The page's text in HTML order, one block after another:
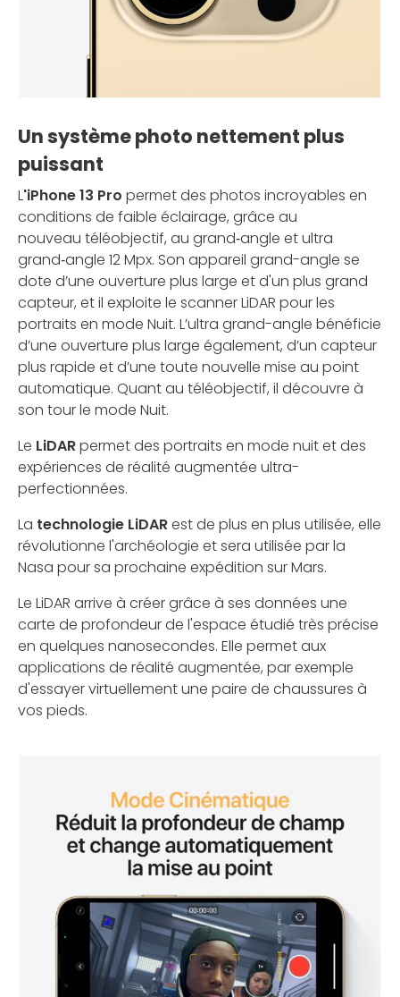
Un système photo nettement plus
puissant
L'iPhone 13 Pro permet des photos incroyables en
conditions de faible éclairage, grâce au
nouveau téléobjectif, au grand‑angle et ultra
grand‑angle 12 Mpx. Son appareil grand-angle se
dote d’une ouverture plus large et d'un plus grand
capteur, et il exploite le scanner LiDAR pour les
portraits en mode Nuit. L’ultra grand-angle bénéficie
d’une ouverture plus large également, d’un capteur
plus rapide et d’une toute nouvelle mise au point
automatique. Quant au téléobjectif, il découvre à
son tour le mode Nuit.
Le LiDARpermet des portraits en mode nuit et des
expériences de réalité augmentée ultra-
perfectionnées.
La technologie LiDARest de plus en plus utilisée, elle
révolutionne l'archéologie et sera utilisée par la
Nasa pour sa prochaine expédition sur Mars.
Le LiDAR arrive à créer grâce à ses données une
carte de profondeur de l'espace étudié très précise
en quelques nanosecondes. Elle permet aux
applications de réalité augmentée, par exemple
d'essayer virtuellement une paire de chaussures à
vos pieds.